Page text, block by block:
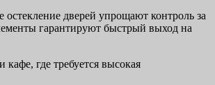
дверей упрощают контроль за
гарантируют быстрый выход на
где требуется высокая